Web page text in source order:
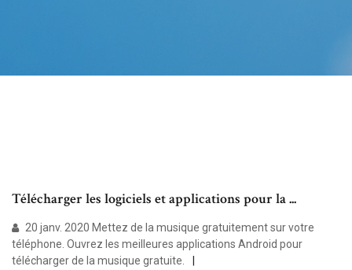
Télécharger les logiciels et applications pour la ...
20 janv. 2020 Mettez de la musique gratuitement sur votre
téléphone. Ouvrez les meilleures applications Android pour
télécharger de la musique gratuite.